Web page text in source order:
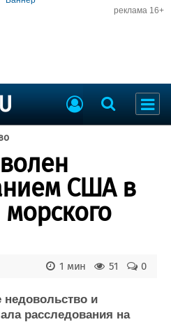
реклама 16+
объявлений
флота
США в
0
51
1 мин
недовольство и
расследования на